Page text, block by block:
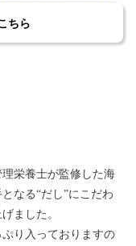
ちら
栄養士が監修した海
なる“だし”にこだわ
ました。
り入っておりますの